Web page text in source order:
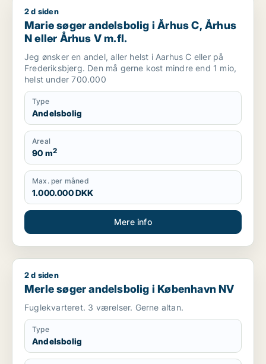
Marie søger andelsbolig i Århus C, Århus N eller Århus V m.fl.
2 d siden
Marie søger andelsbolig i Århus C, Århus
N eller Århus V m.fl.
Jeg ønsker en andel, aller helst i Aarhus C eller på
Frederiksbjerg. Den må gerne kost mindre end 1 mio,
helst under 700.000
Type
Andelsbolig
Areal
90 m2
Max. per måned
1.000.000 DKK
Mere info
Merle søger andelsbolig i København NV
2 d siden
Merle søger andelsbolig i København NV
Fuglekvarteret. 3 værelser. Gerne altan.
Type
Andelsbolig